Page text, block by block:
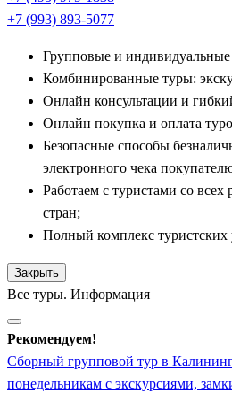
широкому песчаному пляжу,
международной награды «Голубой
Заповедные ландшафты и
коса и Балтийск
Настоящей жемчужиной
национальный парк
пресноводный Куршский залив.
открывается фантастический вид
песчаные дюны, прогулку по
с изогнутыми стволами сосен и
Европе орнитологических станций
Для тех, кто интересуется военной
+7 (993) 893-5077
Групповые и
Комбинированные туры:
Онлайн консультации и
Онлайн покупка и оплата
Безопасные способы
электронного чека
Работаем с туристами со
стран;
Полный комплекс туристских
Закрыть
Все туры. Информация
Рекомендуем!
Сборный групповой тур в
понедельникам с экскурсиями,